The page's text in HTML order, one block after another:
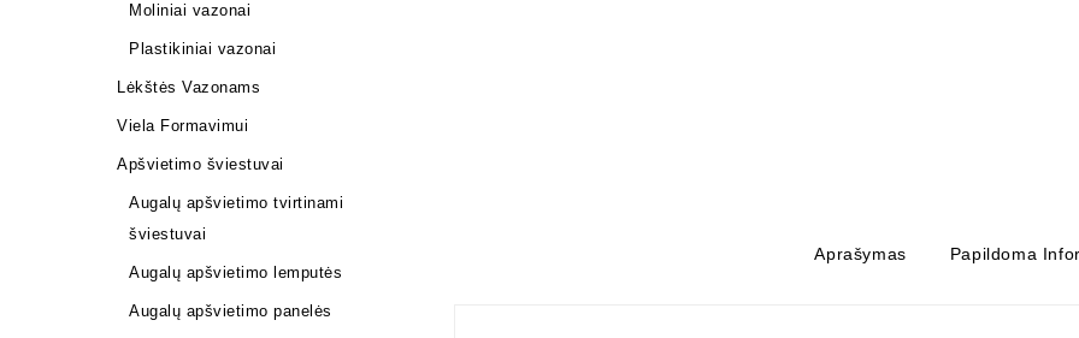
Aprašymas Papildoma
Moliniai vazonai
Plastikiniai vazonai
Lėkštės Vazonams
Viela Formavimui
Apšvietimo šviestuvai
Augalų apšvietimo tvirtinami
šviestuvai
Augalų apšvietimo lemputės
Augalų apšvietimo panelės